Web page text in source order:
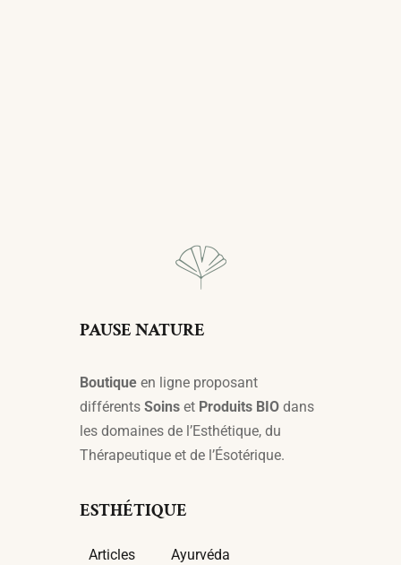
PAUSE NATURE
Boutique en ligne proposant
différents Soins et Produits BIO dans
les domaines de l’Esthétique, du
Thérapeutique et de l’Ésotérique.
ESTHÉTIQUE
Articles Ayurvéda